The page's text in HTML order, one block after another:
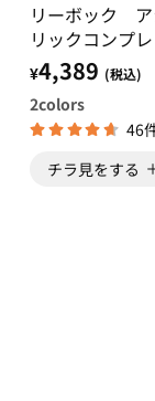
リーボック ア
リックコンプ
¥4,389 (税込)
2colors
46
チラ見をする